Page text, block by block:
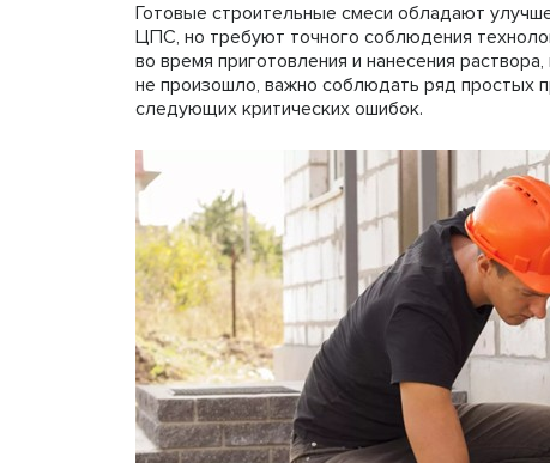
Готовые строительные смеси обладают
ЦПС, но требуют точного соблюдения
во время приготовления и нанесения
не произошло, важно соблюдать ряд простых
следующих критических ошибок.